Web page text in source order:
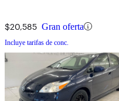
$20,585 Gran oferta
Incluye tarifas de conc.